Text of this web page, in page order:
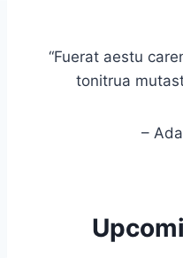
“Fuerat aestu
tonitrua
–